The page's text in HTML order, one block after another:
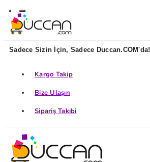
Sadece Sizin İçin, Sadece Duccan.COM'da!
Kargo Takip
Bize Ulaşın
Sipariş Takibi